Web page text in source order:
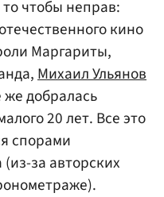
чтобы неправ:
кино
Маргариты,
Михаил Ульянов
добралась
20 лет. Все это
спорами
за авторских